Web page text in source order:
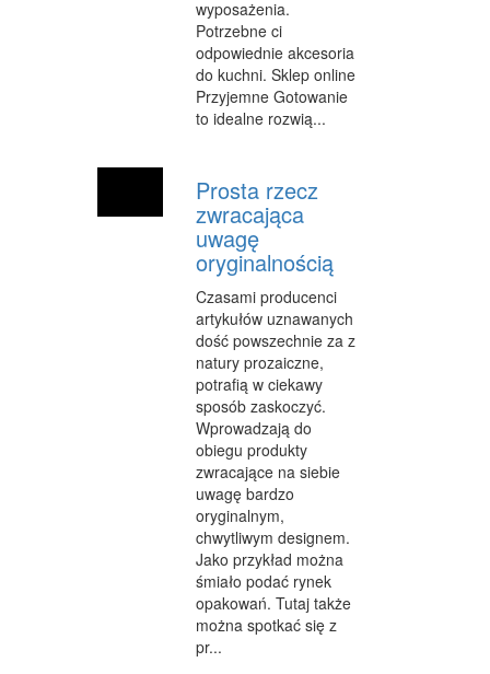
CZĘŚCI SAMOCHODOWE
WYNAJEM
USŁUGI MOTORYZACYJNE
PUBLIC RELATIONS
AGENCJE REKLAMOWE
MATERIAŁY REKLAMOWE
INNE AGENCJE
GIMNASTYKA
IMPREZY INTEGRACYJNE
HOBBY
BRANŻE
INFORMATYCZNE
RESTAURACJE, CATERING
FOTOGRAFIA
ADWOKACI, PORADY PRAWNE
wyposażenia.
Potrzebne ci
odpowiednie akcesoria
do kuchni. Sklep online
Przyjemne Gotowanie
to idealne rozwią...
Prosta rzecz
zwracająca
uwagę
oryginalnością
Czasami producenci
artykułów uznawanych
dość powszechnie za z
natury prozaiczne,
potrafią w ciekawy
sposób zaskoczyć.
Wprowadzają do
obiegu produkty
zwracające na siebie
uwagę bardzo
oryginalnym,
chwytliwym designem.
Jako przykład można
śmiało podać rynek
opakowań. Tutaj także
można spotkać się z
pr...